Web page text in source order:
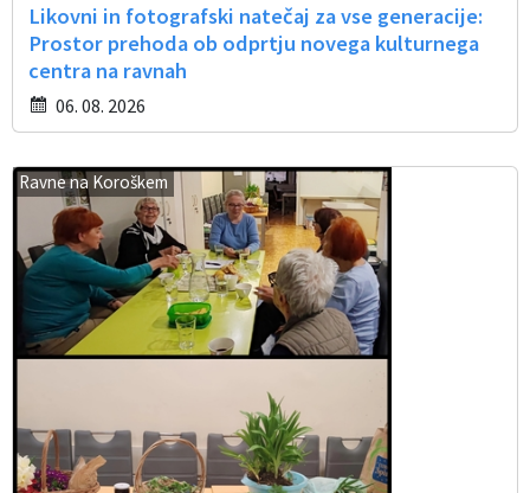
Likovni in fotografski natečaj za vse generacije:
Prostor prehoda ob odprtju novega kulturnega
centra na ravnah
06. 08. 2026
Ravne na Koroškem